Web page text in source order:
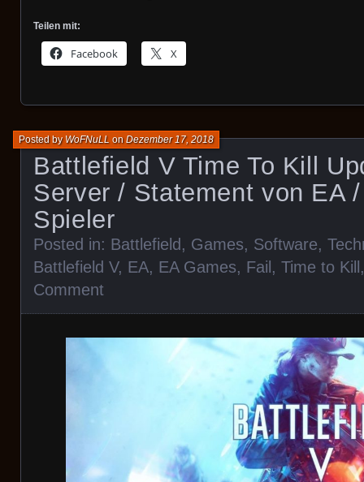
Teilen mit:
Facebook X
Battlefield V Time To Kill
Server / Statement von EA
Spieler
Posted byWoFNuLL onDezember 17, 2018
Posted in: Battlefield , Games, Software,
Battlefield V, EA, EA Games, Fail , Time to Kill
Comment